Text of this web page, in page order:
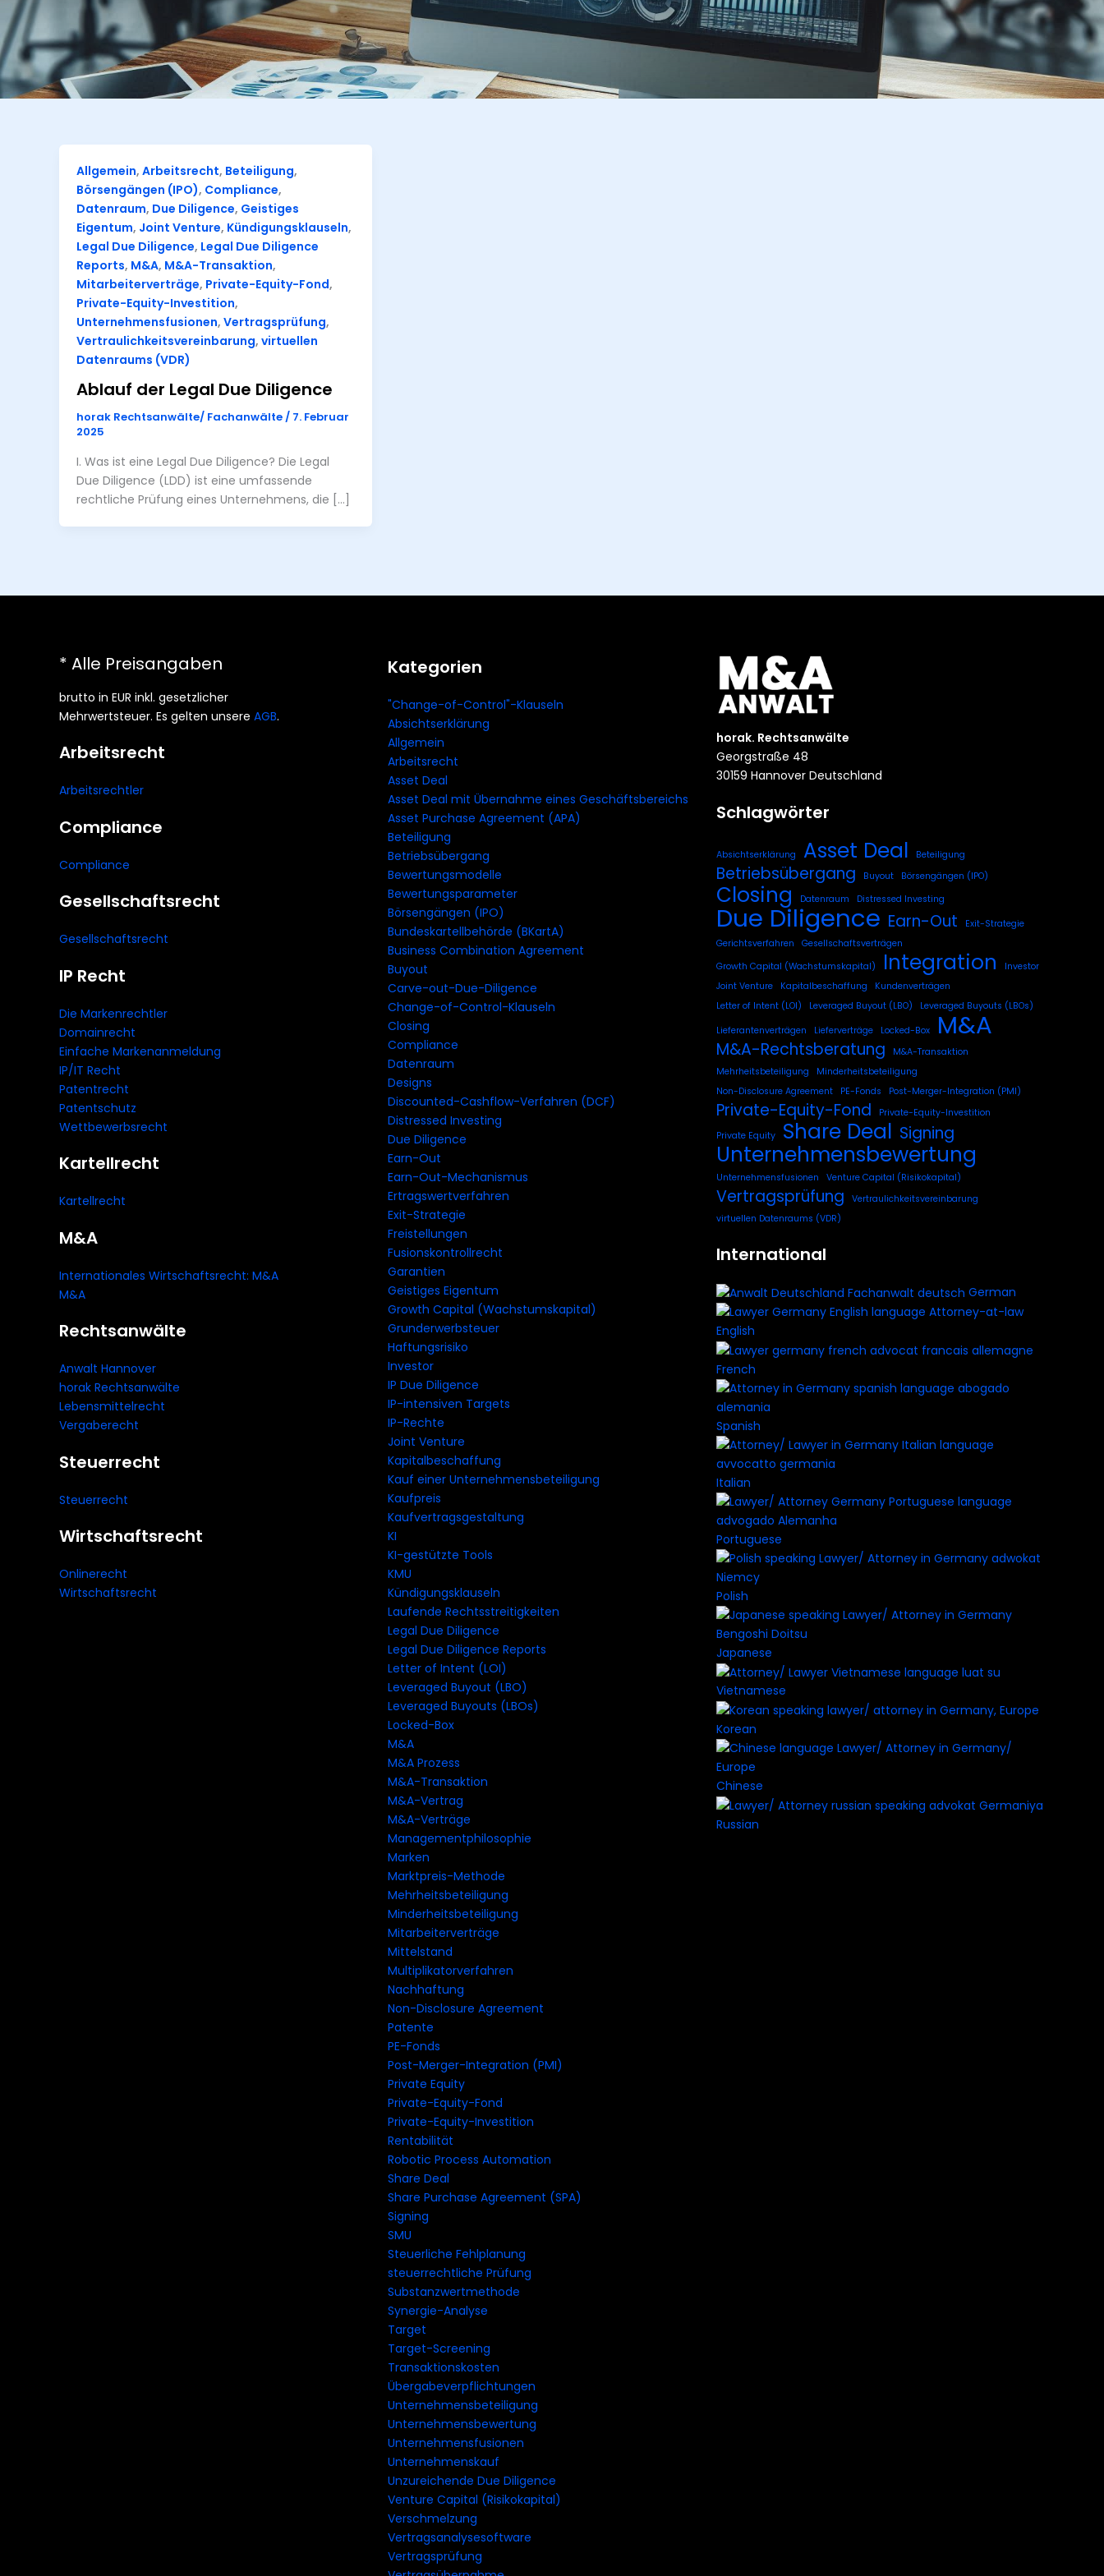
Allgemein, Arbeitsrecht, Beteiligung,
Börsengängen (IPO), Compliance,
Datenraum, Due Diligence, Geistiges
Eigentum, Joint Venture, Kündigungsklauseln,
Legal Due Diligence, Legal Due Diligence
Reports, M&A, M&A-Transaktion,
Mitarbeiterverträge, Private-Equity-Fond,
Private-Equity-Investition,
Unternehmensfusionen, Vertragsprüfung,
Vertraulichkeitsvereinbarung, virtuellen
Datenraums (VDR)
Ablauf der Legal Due Diligence
horak Rechtsanwälte/ Fachanwälte/ 7. Februar
2025
I. Was ist eine Legal Due Diligence? Die Legal
Due Diligence (LDD) ist eine umfassende
rechtliche Prüfung eines Unternehmens, die […]
* Alle Preisangaben
brutto in EUR inkl. gesetzlicher
Mehrwertsteuer. Es gelten unsere AGB.
Arbeitsrecht
Arbeitsrechtler
Compliance
Compliance
Gesellschaftsrecht
Gesellschaftsrecht
IP Recht
Die Markenrechtler
Domainrecht
Einfache Markenanmeldung
IP/IT Recht
Patentrecht
Patentschutz
Wettbewerbsrecht
Kartellrecht
Kartellrecht
M&A
Internationales Wirtschaftsrecht: M&A
M&A
Rechtsanwälte
Anwalt Hannover
horak Rechtsanwälte
Lebensmittelrecht
Vergaberecht
Steuerrecht
Steuerrecht
Wirtschaftsrecht
Onlinerecht
Wirtschaftsrecht
Kategorien
"Change-of-Control"-Klauseln
Absichtserklärung
Allgemein
Arbeitsrecht
Asset Deal
Asset Deal mit Übernahme eines Geschäftsbereichs
Asset Purchase Agreement (APA)
Beteiligung
Betriebsübergang
Bewertungsmodelle
Bewertungsparameter
Börsengängen (IPO)
Bundeskartellbehörde (BKartA)
Business Combination Agreement
Buyout
Carve-out-Due-Diligence
Change-of-Control-Klauseln
Closing
Compliance
Datenraum
Designs
Discounted-Cashflow-Verfahren (DCF)
Distressed Investing
Due Diligence
Earn-Out
Earn-Out-Mechanismus
Ertragswertverfahren
Exit-Strategie
Freistellungen
Fusionskontrollrecht
Garantien
Geistiges Eigentum
Growth Capital (Wachstumskapital)
Grunderwerbsteuer
Haftungsrisiko
Investor
IP Due Diligence
IP-intensiven Targets
IP-Rechte
Joint Venture
Kapitalbeschaffung
Kauf einer Unternehmensbeteiligung
Kaufpreis
Kaufvertragsgestaltung
KI
KI-gestützte Tools
KMU
Kündigungsklauseln
Laufende Rechtsstreitigkeiten
Legal Due Diligence
Legal Due Diligence Reports
Letter of Intent (LOI)
Leveraged Buyout (LBO)
Leveraged Buyouts (LBOs)
Locked-Box
M&A
M&A Prozess
M&A-Transaktion
M&A-Vertrag
M&A-Verträge
Managementphilosophie
Marken
Marktpreis-Methode
Mehrheitsbeteiligung
Minderheitsbeteiligung
Mitarbeiterverträge
Mittelstand
Multiplikatorverfahren
Nachhaftung
Non-Disclosure Agreement
Patente
PE-Fonds
Post-Merger-Integration (PMI)
Private Equity
Private-Equity-Fond
Private-Equity-Investition
Rentabilität
Robotic Process Automation
Share Deal
Share Purchase Agreement (SPA)
Signing
SMU
Steuerliche Fehlplanung
steuerrechtliche Prüfung
Substanzwertmethode
Synergie-Analyse
Target
Target-Screening
Transaktionskosten
Übergabeverpflichtungen
Unternehmensbeteiligung
Unternehmensbewertung
Unternehmensfusionen
Unternehmenskauf
Unzureichende Due Diligence
Venture Capital (Risikokapital)
Verschmelzung
Vertragsanalysesoftware
Vertragsprüfung
horak. Rechtsanwälte
Georgstraße 48
30159 Hannover Deutschland
Schlagwörter
Absichtserklärung Asset Deal Beteiligung
Betriebsübergang Buyout Börsengängen (IPO)
Closing Datenraum Distressed Investing
Due Diligence Earn-Out
Exit-Strategie
Gerichtsverfahren
Gesellschaftsverträgen
Growth Capital (Wachstumskapital)
Integration
Investor
Joint Venture
Kapitalbeschaffung
Kundenverträgen
Letter of Intent (LOI)
Leveraged Buyout (LBO)
Leveraged Buyouts (LBOs)
Lieferantenverträgen
Lieferverträge Locked-Box M&A
M&A-Rechtsberatung
M&A-Transaktion
Mehrheitsbeteiligung
Minderheitsbeteiligung
Non-Disclosure Agreement
PE-Fonds Post-Merger-Integration (PMI)
Private-Equity-Fond
Private-Equity-Investition
Private Equity
Share Deal Signing
Unternehmensbewertung
Unternehmensfusionen Venture Capital (Risikokapital)
Vertragsprüfung
Vertraulichkeitsvereinbarung
virtuellen Datenraums (VDR)
International
German
English
French
Spanish
Italian
Portuguese
Polish
Japanese
Vietnamese
Korean
Chinese
Russian